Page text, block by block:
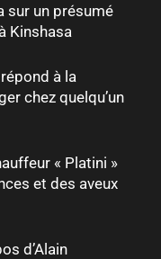
sur un présumé
Kinshasa
à la
chez quelqu’un
« Platini »
et des aveux
d’Alain